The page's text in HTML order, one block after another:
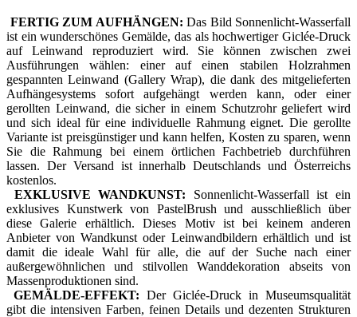
FERTIG ZUM AUFHÄNGEN: Das Bild Sonnenlicht-Wasserfall
ist ein wunderschönes Gemälde, das als hochwertiger Giclée-Druck
auf Leinwand reproduziert wird. Sie können zwischen zwei
Ausführungen wählen: einer auf einen stabilen Holzrahmen
gespannten Leinwand (Gallery Wrap), die dank des mitgelieferten
Aufhängesystems sofort aufgehängt werden kann, oder einer
gerollten Leinwand, die sicher in einem Schutzrohr geliefert wird
und sich ideal für eine individuelle Rahmung eignet. Die gerollte
Variante ist preisgünstiger und kann helfen, Kosten zu sparen, wenn
Sie die Rahmung bei einem örtlichen Fachbetrieb durchführen
lassen. Der Versand ist innerhalb Deutschlands und Österreichs
kostenlos.
EXKLUSIVE WANDKUNST: Sonnenlicht-Wasserfall ist ein
exklusives Kunstwerk von PastelBrush und ausschließlich über
diese Galerie erhältlich. Dieses Motiv ist bei keinem anderen
Anbieter von Wandkunst oder Leinwandbildern erhältlich und ist
damit die ideale Wahl für alle, die auf der Suche nach einer
außergewöhnlichen und stilvollen Wanddekoration abseits von
Massenproduktionen sind.
GEMÄLDE-EFFEKT: Der Giclée-Druck in Museumsqualität
gibt die intensiven Farben, feinen Details und dezenten Strukturen